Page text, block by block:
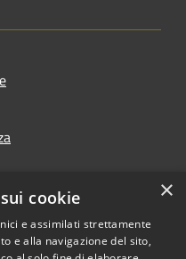
×
cookie
e assimilati strettamente
e alla navigazione del sito,